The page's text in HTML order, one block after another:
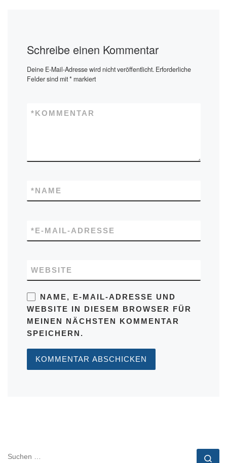
Schreibe einen Kommentar
Deine E-Mail-Adresse wird nicht veröffentlicht. Erforderliche
Felder sind mit*markiert
KOMMENTAR
*
NAME
*
E-MAIL-ADRESSE
*
WEBSITE
NAME, E-MAIL-ADRESSE UND
WEBSITE IN DIESEM BROWSER FÜR
MEINEN NÄCHSTEN KOMMENTAR
SPEICHERN.
SUCHE